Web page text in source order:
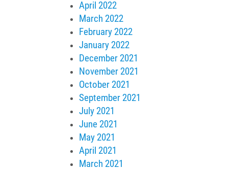
April 2022
March 2022
February 2022
January 2022
December 2021
November 2021
October 2021
September 2021
July 2021
June 2021
May 2021
April 2021
March 2021